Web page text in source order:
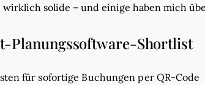
wirklich solide – und einige haben mich
Planungssoftware-Shortlist
für sofortige Buchungen per QR-Code